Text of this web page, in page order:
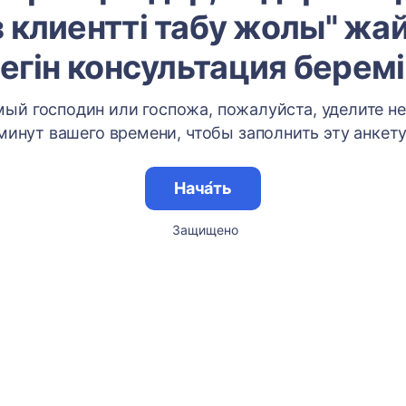
клиентті табу жолы"
консультация
господин или госпожа, пожалуйста, уделите
вашего времени, чтобы заполнить эту
Нача́ть
Защищено